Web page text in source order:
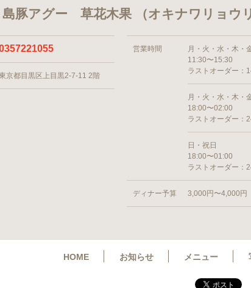
島豚アグー 草花木果 （オキナワリョウ
京都目黒区上目黒2-7-11 2階
営業時間
月・火・水・木・
11:30〜15:30
ラストオーダー：
月・火・水・木・
18:00〜02:00
ラストオーダー：
日・祝日
18:00〜01:00
ラストオーダー：
ディナー予算 3,000円〜4,000円
HOME お知らせ メニュー